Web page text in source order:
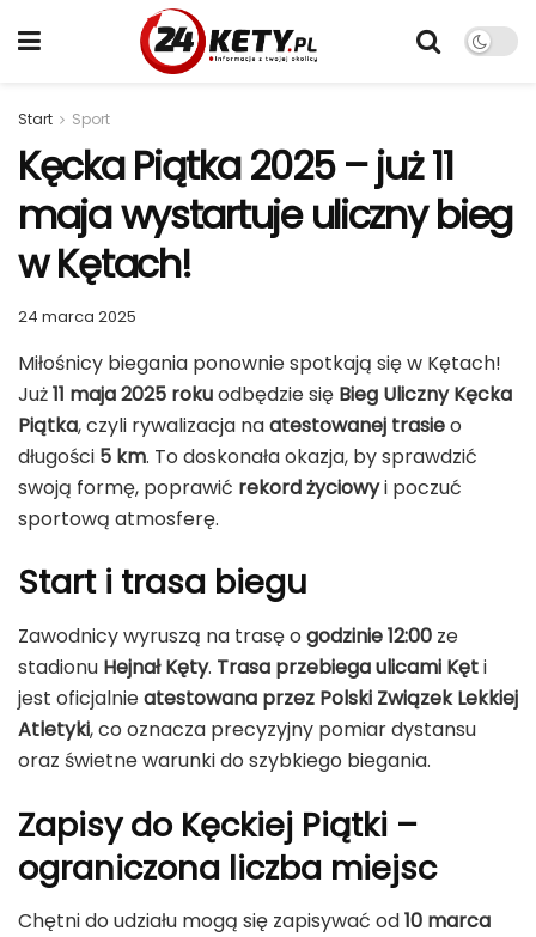
Start Sport
Kęcka Piątka 2025 – już 11
maja wystartuje uliczny bieg
w Kętach!
24 marca 2025
Miłośnicy biegania ponownie spotkają się w Kętach!
Już11 maja 2025 rokuodbędzie się Bieg Uliczny Kęcka
Piątka, czyli rywalizacja naatestowanej trasieo
długości 5 km. To doskonała okazja, by sprawdzić
swoją formę, poprawić rekord życiowyi poczuć
sportową atmosferę.
Start i trasa biegu
Zawodnicy wyruszą na trasę o godzinie 12:00 ze
stadionu Hejnał Kęty. Trasa przebiega ulicami Kęti
jest oficjalnieatestowana przez Polski Związek Lekkiej
Atletyki, co oznacza precyzyjny pomiar dystansu
oraz świetne warunki do szybkiego biegania.
Zapisy do Kęckiej Piątki –
ograniczona liczba miejsc
Chętni do udziału mogą się zapisywać od10 marca